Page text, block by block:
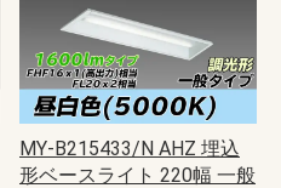
MY-B215433/N AHZ 埋込
形ベースライト 220幅 一般